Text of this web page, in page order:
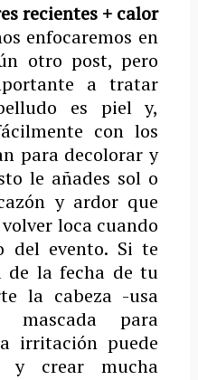
recientes + calor
enfocaremos en
otro post, pero
a tratar
es piel y,
con los
para decolorar y
le añades sol o
y ardor que
loca cuando
del evento. Si te
de la fecha de tu
la cabeza -usa
para
irritación puede
y crear mucha